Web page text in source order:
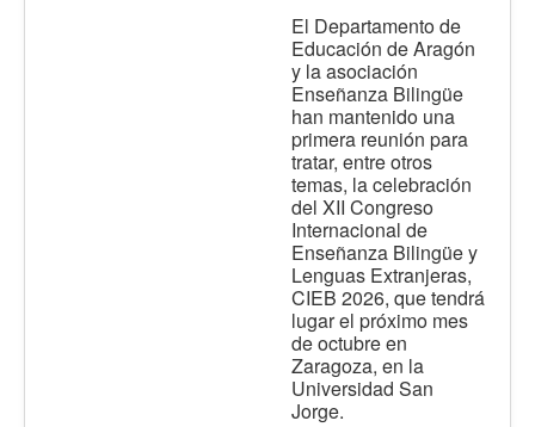
El Departamento de
Educación de Aragón
y la asociación
Enseñanza Bilingüe
han mantenido una
primera reunión para
tratar, entre otros
temas, la celebración
del XII Congreso
Internacional de
Enseñanza Bilingüe y
Lenguas Extranjeras,
CIEB 2026, que tendrá
lugar el próximo mes
de octubre en
Zaragoza, en la
Universidad San
Jorge.